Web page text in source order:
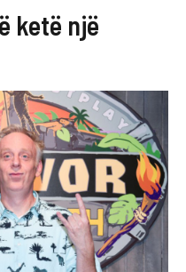
ketë një